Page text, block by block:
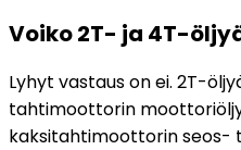
Voiko 2T- ja 4T-
Lyhyt vastaus on ei. 2T-
tahtimoottorin
kaksitahtimoottorin seos-